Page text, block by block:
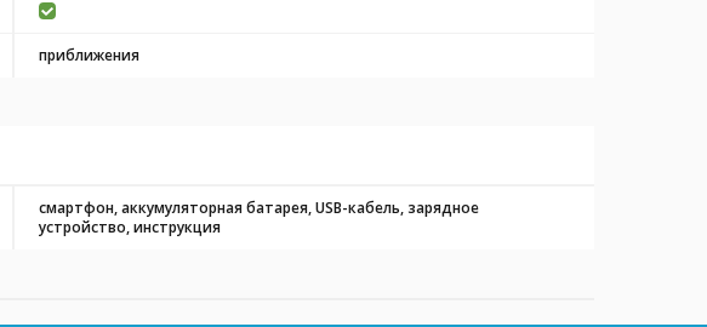
приближения
смартфон, аккумуляторная батарея, USB-кабель, зарядное
устройство, инструкция